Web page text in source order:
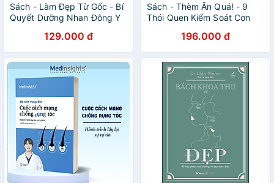
Sách - Làm Đẹp Từ Gốc - Bí
Quyết Dưỡng Nhan Đông Y
129.000 đ
Sách - Thèm Ăn Quá! - 9
Thói Quen Kiểm Soát Cơn
196.000 đ